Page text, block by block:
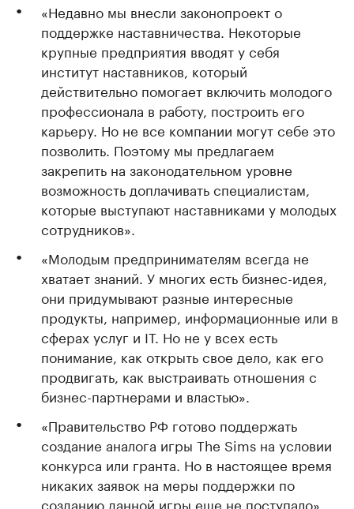
«Недавно мы внесли законопроект о
поддержке наставничества. Некоторые
крупные предприятия вводят у себя
институт наставников, который
действительно помогает включить молодого
профессионала в работу, построить его
карьеру. Но не все компании могут себе это
позволить. Поэтому мы предлагаем
закрепить на законодательном уровне
возможность доплачивать специалистам,
которые выступают наставниками у молодых
сотрудников».
«Молодым предпринимателям всегда не
хватает знаний. У многих есть бизнес-идея,
они придумывают разные интересные
продукты, например, информационные или в
сферах услуг и IT. Но не у всех есть
понимание, как открыть свое дело, как его
продвигать, как выстраивать отношения с
бизнес-партнерами и властью».
«Правительство РФ готово поддержать
создание аналога игры The Sims на условии
конкурса или гранта. Но в настоящее время
никаких заявок на меры поддержки по
созданию данной игры еще не поступало».